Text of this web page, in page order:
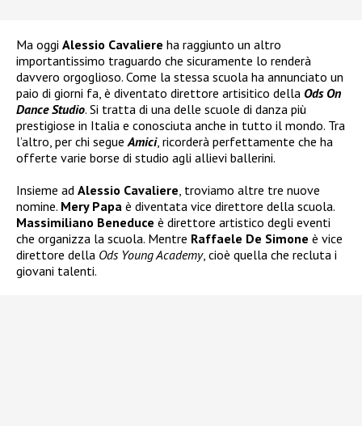
Ma oggi Alessio Cavaliere ha raggiunto un altro
importantissimo traguardo che sicuramente lo renderà
davvero orgoglioso. Come la stessa scuola ha annunciato un
paio di giorni fa, è diventato direttore artisitico della Ods On
Dance Studio. Si tratta di una delle scuole di danza più
prestigiose in Italia e conosciuta anche in tutto il mondo. Tra
l’altro, per chi segue Amici, ricorderà perfettamente che ha
offerte varie borse di studio agli allievi ballerini.
Insieme ad Alessio Cavaliere , troviamo altre tre nuove
nomine. Mery Papa è diventata vice direttore della scuola.
Massimiliano Beneduce è direttore artistico degli eventi
che organizza la scuola. Mentre Raffaele De Simone è vice
direttore della Ods Young Academy, cioè quella che recluta i
giovani talenti.